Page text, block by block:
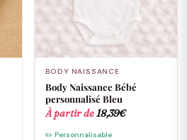
BODY NAISSANCE
Body Naissance Bébé
personnalisé Bleu
À partir de18,39€
✏️ Personnalisable